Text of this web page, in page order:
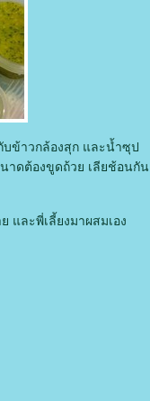
บข้าวกล้องสุก และน้ำซุป
าดต้องขูดถ้วย เลียช้อนกัน
และพี่เลี้ยงมาผสมเอง